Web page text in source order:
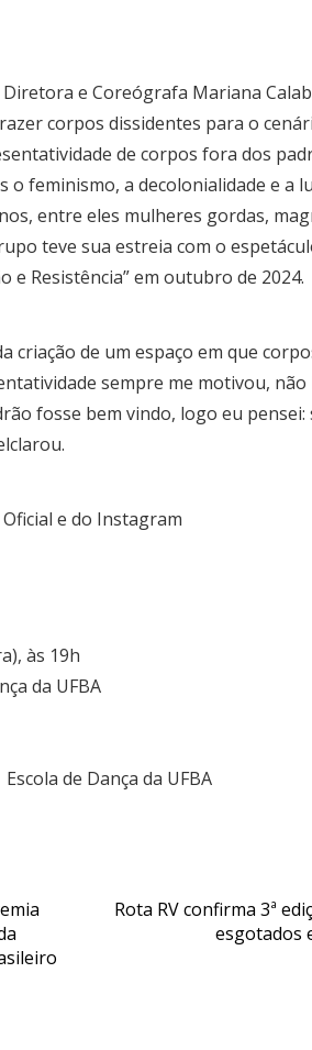
e Coreógrafa Mariana
corpos dissidentes para o
de corpos fora dos
feminismo, a decolonialidade e a
entre eles mulheres gordas,
teve sua estreia com o
e Resistência” em outubro de 2024.
criação de um espaço em que
sempre me motivou, não
fosse bem vindo, logo eu pensei:
e do Instagram
às 19h
da UFBA
de Dança da UFBA
Rota RV confirma 3ª
esgotados